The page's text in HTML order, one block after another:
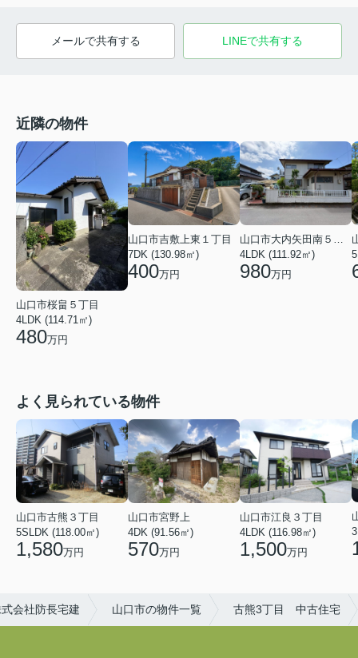
メールで共有する LINEで共有する
近隣の物件
山口市桜畠５丁目
4LDK (114.71㎡)
480万円
山口市吉敷上東１丁目
7DK (130.98㎡)
400万円
山口市大内矢田南５丁目
4LDK (111.92㎡)
980万円
よく見られている物件
山口市古熊３丁目
5SLDK (118.00㎡)
1,580万円
山口市宮野上
4DK (91.56㎡)
570万円
山口市江良３丁目
4LDK (116.98㎡)
1,500万円
会社防長宅建 山口市の物件一覧 古熊3丁目 中古住宅